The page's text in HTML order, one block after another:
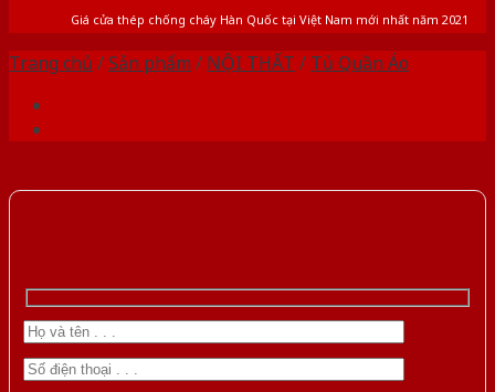
Giá cửa thép chống cháy Hàn Quốc tại Việt Nam mới nhất năm 2021
Trang chủ /Sản phẩm / NỘI THẤT / Tủ Quần Áo